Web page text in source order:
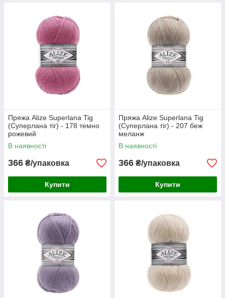
Пряжа Alize Superlana Tig
(Суперлана тіг) - 178 темно
рожевий
В наявності
366 ₴/упаковка
Купити
Пряжа Alize Superlana Tig
(Суперлана тіг) - 207 беж
меланж
В наявності
366 ₴/упаковка
Купити